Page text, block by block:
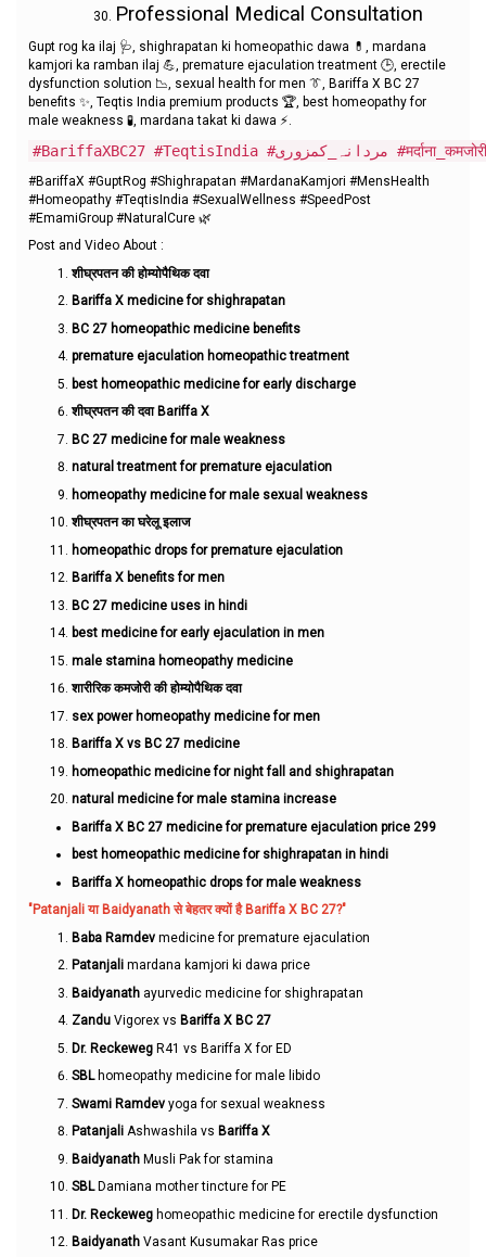
Professional Medical Consultation
Gupt rog ka ilaj 🩺, shighrapatan ki homeopathic dawa 💊, mardana
kamjori ka ramban ilaj 💪, premature ejaculation treatment 🕒, erectile
dysfunction solution 📉, sexual health for men 👔, Bariffa X BC 27
benefits ✨, Teqtis India premium products 🏆, best homeopathy for
male weakness 🧪, mardana takat ki dawa ⚡.
#BariffaX #GuptRog #Shighrapatan #MardanaKamjori #MensHealth
#Homeopathy #TeqtisIndia #SexualWellness #SpeedPost
#EmamiGroup #NaturalCure 🌿
Post and Video About :
शीघ्रपतन की होम्योपैथिक दवा
Bariffa X medicine for shighrapatan
BC 27 homeopathic medicine benefits
premature ejaculation homeopathic treatment
best homeopathic medicine for early discharge
शीघ्रपतन की दवा Bariffa X
BC 27 medicine for male weakness
natural treatment for premature ejaculation
homeopathy medicine for male sexual weakness
शीघ्रपतन का घरेलू इलाज
homeopathic drops for premature ejaculation
Bariffa X benefits for men
BC 27 medicine uses in hindi
best medicine for early ejaculation in men
male stamina homeopathy medicine
शारीरिक कमजोरी की होम्योपैथिक दवा
sex power homeopathy medicine for men
Bariffa X vs BC 27 medicine
homeopathic medicine for night fall and shighrapatan
natural medicine for male stamina increase
Bariffa X BC 27 medicine for premature ejaculation price 299
best homeopathic medicine for shighrapatan in hindi
Bariffa X homeopathic drops for male weakness
"Patanjali या Baidyanath से बेहतर क्यों है Bariffa X BC 27?"
Baba Ramdev medicine for premature ejaculation
Patanjali mardana kamjori ki dawa price
Baidyanath ayurvedic medicine for shighrapatan
Zandu Vigorex vs Bariffa X BC 27
Dr. Reckeweg R41 vs Bariffa X for ED
SBLhomeopathy medicine for male libido
Swami Ramdev yoga for sexual weakness
Patanjali Ashwashila vs Bariffa X
Baidyanath Musli Pak for stamina
SBLDamiana mother tincture for PE
Dr. Reckeweg homeopathic medicine for erectile dysfunction
Baidyanath Vasant Kusumakar Ras price